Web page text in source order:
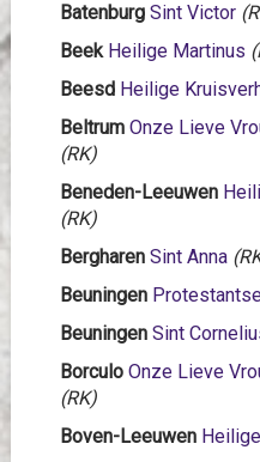
Batenburg Sint Victor
Beek Heilige Martinus
Beesd Heilige
Beltrum Onze Lieve
(RK)
Beneden-Leeuwen
(RK)
Bergharen Sint Anna
Beuningen
Beuningen Sint
Borculo Onze Lieve
(RK)
Boven-Leeuwen